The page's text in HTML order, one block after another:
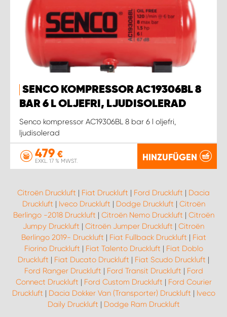
SENCO KOMPRESSOR AC19306BL 8
BAR 6 L OLJEFRI, LJUDISOLERAD
Senco kompressor AC19306BL 8 bar 6 l oljefri,
ljudisolerad
479 €
EXKL. 17 % MWST. HINZUFÜGEN
Citroën Druckluft | Fiat Druckluft | Ford Druckluft | Dacia
Druckluft | Iveco Druckluft | Dodge Druckluft | Citroën
Berlingo -2018 Druckluft | Citroën Nemo Druckluft | Citroën
Jumpy Druckluft | Citroën Jumper Druckluft | Citroën
Berlingo 2019- Druckluft | Fiat Fullback Druckluft | Fiat
Fiorino Druckluft | Fiat Talento Druckluft | Fiat Doblo
Druckluft | Fiat Ducato Druckluft | Fiat Scudo Druckluft |
Ford Ranger Druckluft | Ford Transit Druckluft | Ford
Connect Druckluft | Ford Custom Druckluft | Ford Courier
Druckluft | Dacia Dokker Van (Transporter) Druckluft | Iveco
Daily Druckluft | Dodge Ram Druckluft